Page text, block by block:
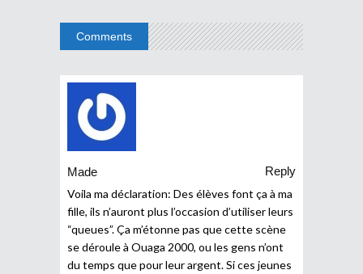
Comments
Made
Reply
Voila ma déclaration: Des élèves font ça à ma
fille, ils n’auront plus l’occasion d’utiliser leurs
“queues”. Ça m’étonne pas que cette scène
se déroule à Ouaga 2000, ou les gens n’ont
du temps que pour leur argent. Si ces jeunes